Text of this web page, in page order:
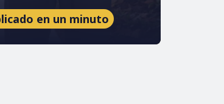
en un minuto